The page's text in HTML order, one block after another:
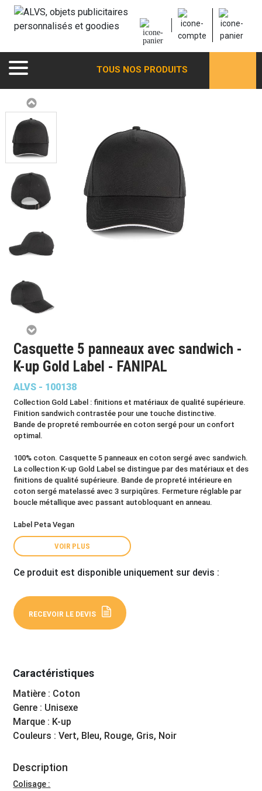
TOUS NOS PRODUITS
Casquette 5 panneaux avec sandwich -
K-up Gold Label - FANIPAL
ALVS - 100138
Collection Gold Label : finitions et matériaux de qualité supérieure.
Finition sandwich contrastée pour une touche distinctive.
Bande de propreté rembourrée en coton sergé pour un confort
optimal.
100% coton. Casquette 5 panneaux en coton sergé avec sandwich.
La collection K-up Gold Label se distingue par des matériaux et des
finitions de qualité supérieure. Bande de propreté intérieure en
coton sergé matelassé avec 3 surpiqûres. Fermeture réglable par
boucle métallique avec passant autobloquant en anneau.
Label Peta Vegan
VOIR PLUS
Ce produit est disponible uniquement sur devis :
RECEVOIR LE DEVIS
Caractéristiques
Matière : Coton
Genre : Unisexe
Marque : K-up
Couleurs : Vert, Bleu, Rouge, Gris, Noir
Description
Colisage :